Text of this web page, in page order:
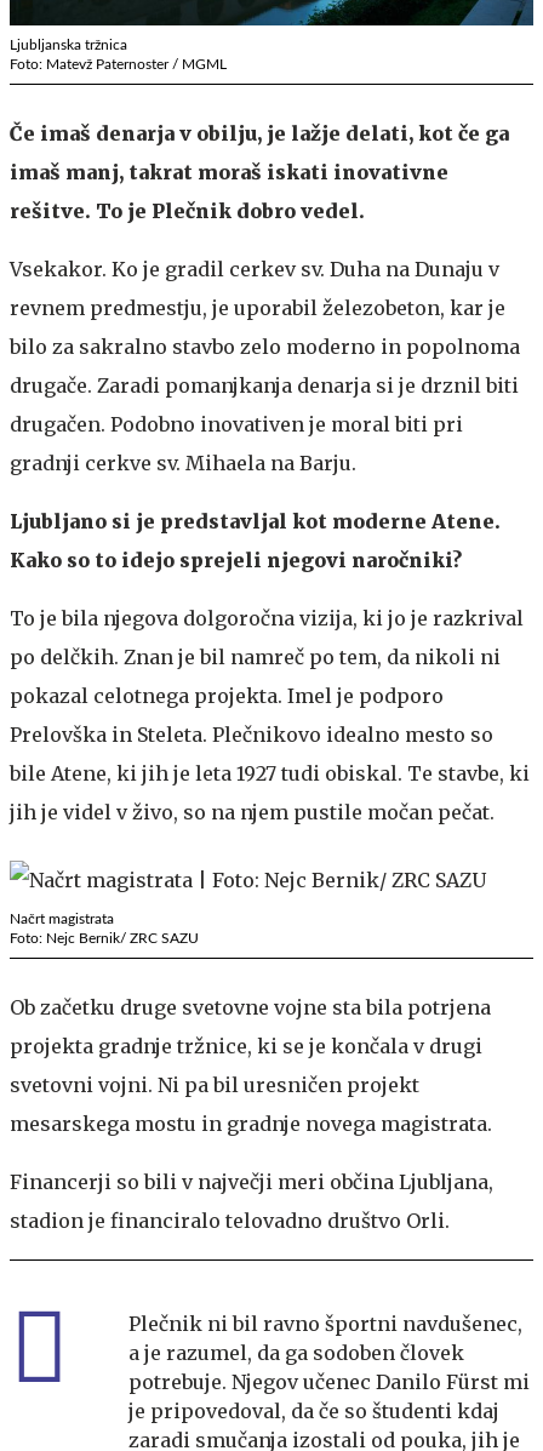
Ljubljanska tržnica
Foto: Matevž Paternoster / MGML
Če imaš denarja v obilju, je lažje delati, kot če ga
imaš manj, takrat moraš iskati inovativne
rešitve. To je Plečnik dobro vedel.
Vsekakor. Ko je gradil cerkev sv. Duha na Dunaju v
revnem predmestju, je uporabil železobeton, kar je
bilo za sakralno stavbo zelo moderno in popolnoma
drugače. Zaradi pomanjkanja denarja si je drznil biti
drugačen. Podobno inovativen je moral biti pri
gradnji cerkve sv. Mihaela na Barju.
Ljubljano si je predstavljal kot moderne Atene.
Kako so to idejo sprejeli njegovi naročniki?
To je bila njegova dolgoročna vizija, ki jo je razkrival
po delčkih. Znan je bil namreč po tem, da nikoli ni
pokazal celotnega projekta. Imel je podporo
Prelovška in Steleta. Plečnikovo idealno mesto so
bile Atene, ki jih je leta 1927 tudi obiskal. Te stavbe, ki
jih je videl v živo, so na njem pustile močan pečat.
Načrt magistrata
Foto: Nejc Bernik/ ZRC SAZU
Ob začetku druge svetovne vojne sta bila potrjena
projekta gradnje tržnice, ki se je končala v drugi
svetovni vojni. Ni pa bil uresničen projekt
mesarskega mostu in gradnje novega magistrata.
Financerji so bili v največji meri občina Ljubljana,
stadion je financiralo telovadno društvo Orli.
Plečnik ni bil ravno športni navdušenec,
a je razumel, da ga sodoben človek
potrebuje. Njegov učenec Danilo Fürst mi
je pripovedoval, da če so študenti kdaj
zaradi smučanja izostali od pouka, jih je